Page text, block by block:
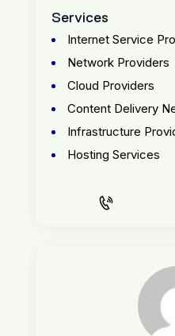
Services
Internet Service
Network Providers
Cloud Providers
Content Delivery
Infrastructure
Hosting Services